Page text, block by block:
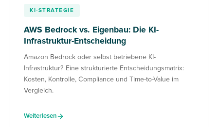
KI-STRATEGIE
AWS Bedrock vs. Eigenbau: Die KI-
Infrastruktur-Entscheidung
Amazon Bedrock oder selbst betriebene KI-
Infrastruktur? Eine strukturierte Entscheidungsmatrix:
Kosten, Kontrolle, Compliance und Time-to-Value im
Vergleich.
Weiterlesen